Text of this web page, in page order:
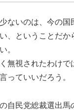
ないのは、今の国
、ということだか
。
無視されたわけで
っていいだろう。
自民党総裁選出馬